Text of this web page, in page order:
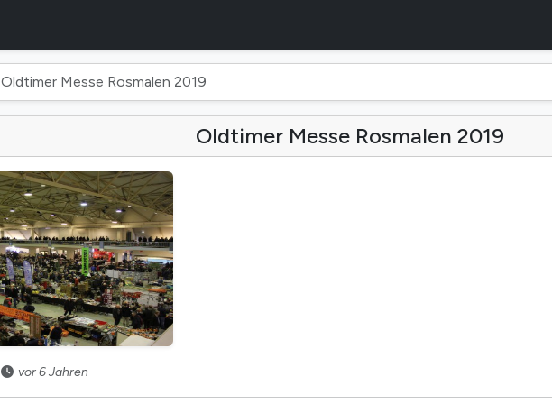
Oldtimer Messe Rosmalen 2019
Oldtimer Messe Rosmalen 2019
vor 6 Jahren